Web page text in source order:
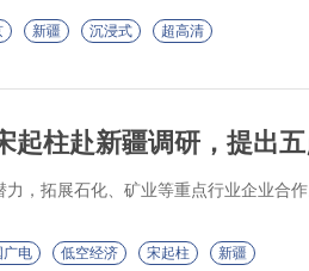
新疆 沉浸式 超高清
起柱赴新疆调研，提出
，拓展石化、矿业等重点行业企业合作
广电 低空经济 宋起柱 新疆